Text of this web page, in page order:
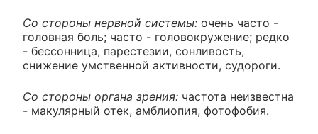
Со стороны нервной системы: очень часто -
головная боль; часто - головокружение; редко
- бессонница, парестезии, сонливость,
снижение умственной активности, судороги.
Со стороны органа зрения: частота неизвестна
- макулярный отек, амблиопия, фотофобия.